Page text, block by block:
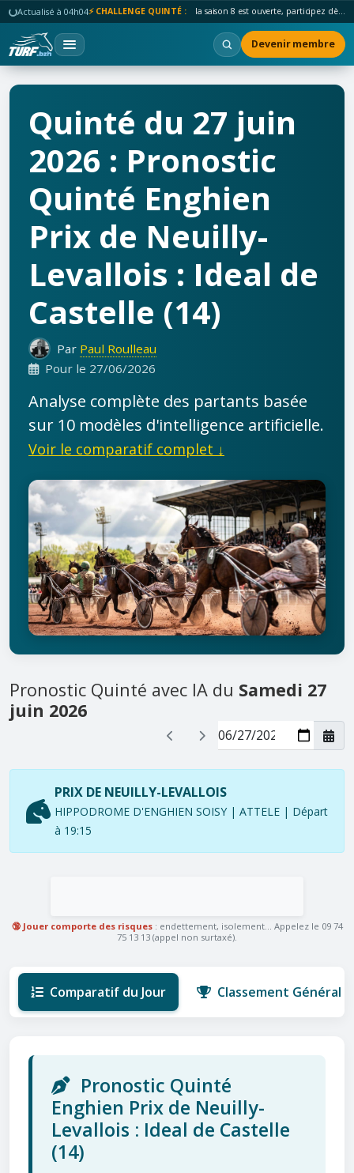
Actualisé à 04h04⚡ CHALLENGE QUINTÉ : la saison 8 est ouverte, participez dès maintenant !
Devenir membre
Quinté du 27 juin
2026 : Pronostic
Quinté Enghien
Prix de Neuilly-
Levallois : Ideal de
Castelle (14)
Par Paul Roulleau
Pour le 27/06/2026
Analyse complète des partants basée
sur 10 modèles d'intelligence artificielle.
Voir le comparatif complet ↓
Pronostic Quinté avec IA du Samedi 27
juin 2026
PRIX DE NEUILLY-LEVALLOIS
HIPPODROME D'ENGHIEN SOISY | ATTELE | Départ
à 19:15
🔞 Jouer comporte des risques: endettement, isolement... Appelez le 09 74
75 13 13 (appel non surtaxé).
Comparatif du Jour Classement Général
Pronostic Quinté
Enghien Prix de Neuilly-
Levallois : Ideal de Castelle
(14)